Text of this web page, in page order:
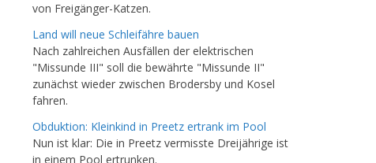
von Freigänger-Katzen.
Land will neue Schleifähre bauen
Nach zahlreichen Ausfällen der elektrischen
"Missunde III" soll die bewährte "Missunde II"
zunächst wieder zwischen Brodersby und Kosel
fahren.
Obduktion: Kleinkind in Preetz ertrank im Pool
Nun ist klar: Die in Preetz vermisste Dreijährige ist
in einem Pool ertrunken.